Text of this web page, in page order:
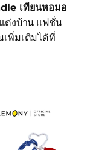
เทียนหอมอ
ต่งบ้าน แฟชั่น
เพิ่มเติมได้ที่